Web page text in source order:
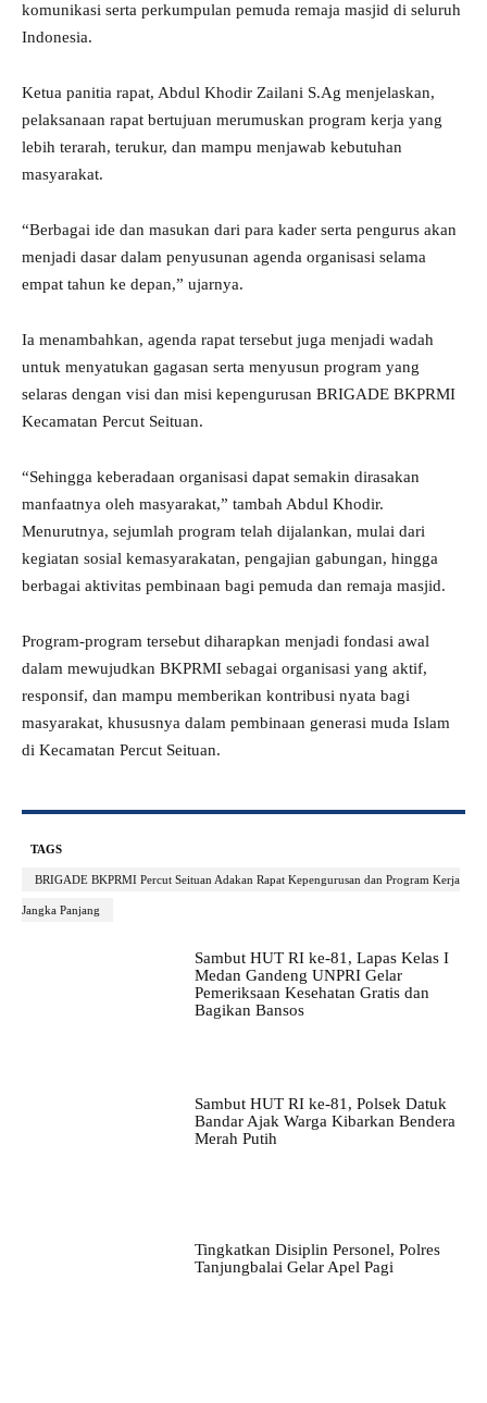
komunikasi serta perkumpulan pemuda remaja masjid di seluruh
Indonesia.
Ketua panitia rapat, Abdul Khodir Zailani S.Ag menjelaskan,
pelaksanaan rapat bertujuan merumuskan program kerja yang
lebih terarah, terukur, dan mampu menjawab kebutuhan
masyarakat.
“Berbagai ide dan masukan dari para kader serta pengurus akan
menjadi dasar dalam penyusunan agenda organisasi selama
empat tahun ke depan,” ujarnya.
Ia menambahkan, agenda rapat tersebut juga menjadi wadah
untuk menyatukan gagasan serta menyusun program yang
selaras dengan visi dan misi kepengurusan BRIGADE BKPRMI
Kecamatan Percut Seituan.
“Sehingga keberadaan organisasi dapat semakin dirasakan
manfaatnya oleh masyarakat,” tambah Abdul Khodir.
Menurutnya, sejumlah program telah dijalankan, mulai dari
kegiatan sosial kemasyarakatan, pengajian gabungan, hingga
berbagai aktivitas pembinaan bagi pemuda dan remaja masjid.
Program-program tersebut diharapkan menjadi fondasi awal
dalam mewujudkan BKPRMI sebagai organisasi yang aktif,
responsif, dan mampu memberikan kontribusi nyata bagi
masyarakat, khususnya dalam pembinaan generasi muda Islam
di Kecamatan Percut Seituan.
TAGS
BRIGADE BKPRMI Percut Seituan Adakan Rapat Kepengurusan dan Program Kerja
Jangka Panjang
Sambut HUT RI ke-81, Lapas Kelas I
Medan Gandeng UNPRI Gelar
Pemeriksaan Kesehatan Gratis dan
Bagikan Bansos
Sambut HUT RI ke-81, Polsek Datuk
Bandar Ajak Warga Kibarkan Bendera
Merah Putih
Tingkatkan Disiplin Personel, Polres
Tanjungbalai Gelar Apel Pagi